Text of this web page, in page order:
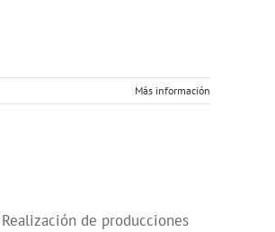
Más información
de producciones